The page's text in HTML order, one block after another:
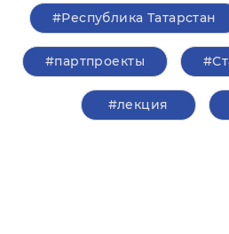
#Республика Татарстан
#партпроекты
#лекция